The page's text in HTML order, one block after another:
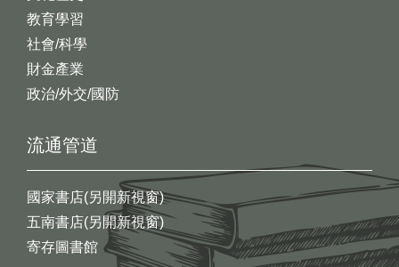
教育學習
社會/科學
財金產業
政治/外交/國防
流通管道
國家書店(另開新視窗)
五南書店(另開新視窗)
寄存圖書館